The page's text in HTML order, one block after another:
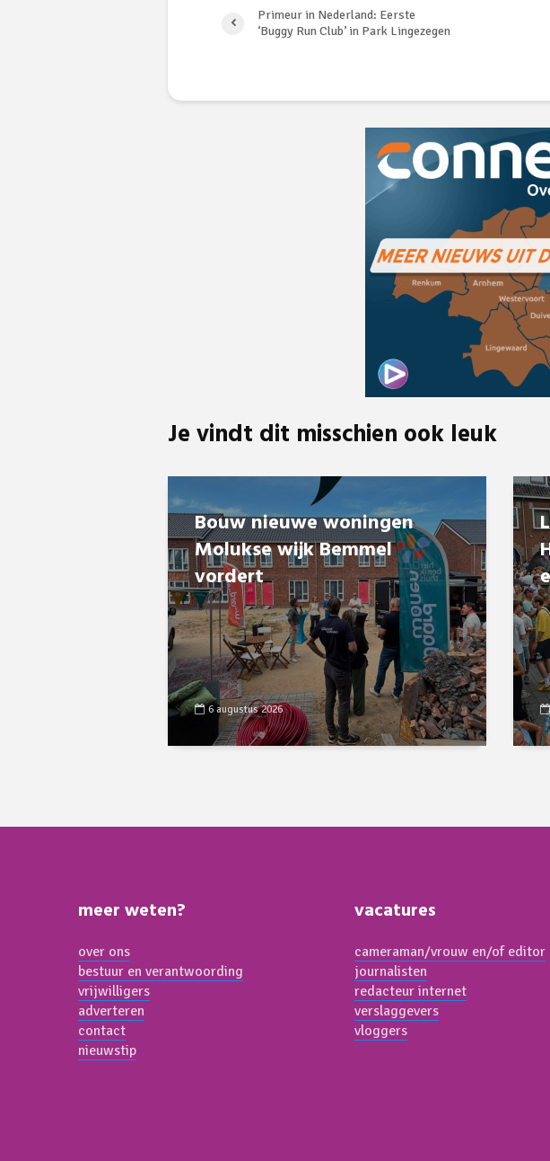
Primeur in Nederland: Eerste
‘Buggy Run Club’ in Park Lingezegen
Je vindt dit misschien ook leuk
Bouw nieuwe woningen
Molukse wijk Bemmel
vordert
6 augustus 2026
meer weten?
over ons
bestuur en verantwoording
vrijwilligers
adverteren
contact
nieuwstip
vacatures
cameraman/vrouw en/of editor
journalisten
redacteur internet
verslaggevers
vloggers